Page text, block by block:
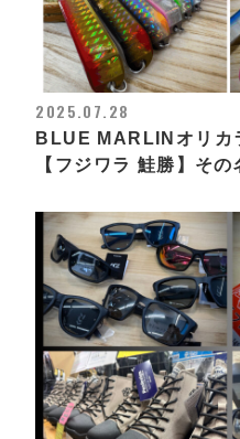
2025.07.28
BLUE MARLINオリカ
【フジワラ 鮭勝】そ